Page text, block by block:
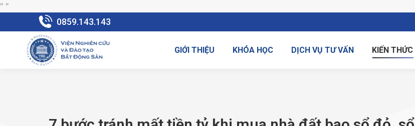
" "
0859.143.143
GIỚI THIỆU KHÓA HỌC DỊCH VỤ TƯ VẤN KIẾN THỨC